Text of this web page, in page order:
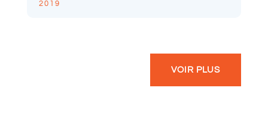
2019
VOIR PLUS